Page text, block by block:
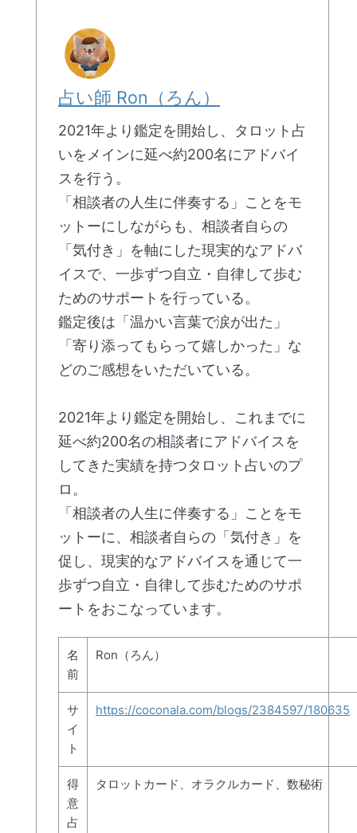
占い師 Ron（ろん）
2021年より鑑定を開始し、タロット占
いをメインに延べ約200名にアドバイ
スを行う。
「相談者の人生に伴奏する」ことをモ
ットーにしながらも、相談者自らの
「気付き」を軸にした現実的なアドバ
イスで、一歩ずつ自立・自律して歩む
ためのサポートを行っている。
鑑定後は「温かい言葉で涙が出た」
「寄り添ってもらって嬉しかった」な
どのご感想をいただいている。
2021年より鑑定を開始し、これまでに
延べ約200名の相談者にアドバイスを
してきた実績を持つタロット占いのプ
ロ。
「相談者の人生に伴奏する」ことをモ
ットーに、相談者自らの「気付き」を
促し、現実的なアドバイスを通じて一
歩ずつ自立・自律して歩むためのサポ
ートをおこなっています。
名
前
Ron（ろん）
サ
イ
ト
https://coconala.com/blogs/2384597/180635
得
意
占
タロットカード、オラクルカード、数秘術